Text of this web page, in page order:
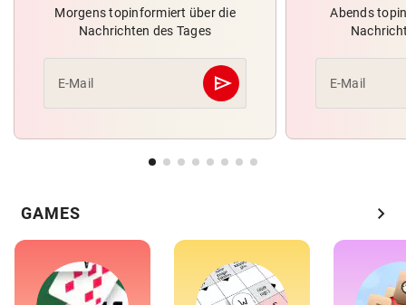
Morgens topinformiert über die
Nachrichten des Tages
E-Mail send
Abschicken
Abends
E-Mail
GAMES chevron_right